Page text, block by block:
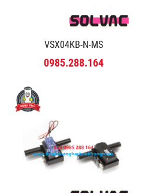
VSX04KB-N-MS
0985.288.164